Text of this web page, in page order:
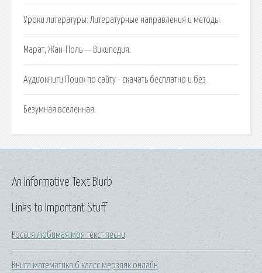
Уроки литературы: Литературные направления и методы.
Марат, Жан-Поль — Википедия.
Аудиокниги Поиск по сайту - скачать бесплатно и без.
Безумная вселенная.
Links to Important Stuff
Россия любимая моя текст песни
Книга математика 6 класс мерзляк онлайн
An Informative Text Blurb